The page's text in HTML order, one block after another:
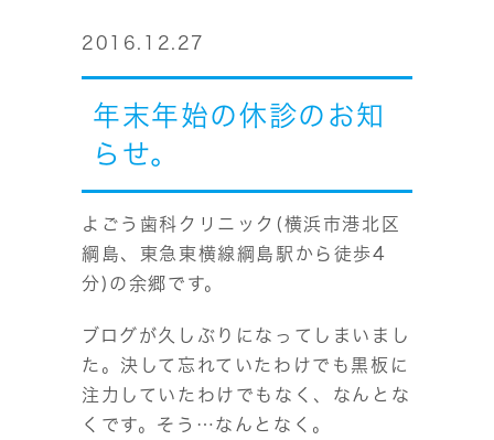
2016.12.27
年末年始の休診のお知
らせ。
よごう歯科クリニック(横浜市港北区
綱島、東急東横線綱島駅から徒歩4
分)の余郷です。
ブログが久しぶりになってしまいまし
た。決して忘れていたわけでも黒板に
注力していたわけでもなく、なんとな
くです。そう…なんとなく。